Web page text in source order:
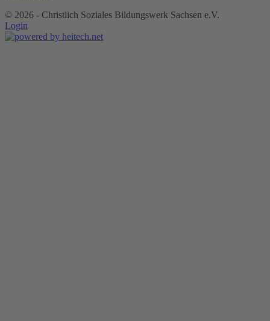
© 2026 - Christlich Soziales Bildungswerk Sachsen e.V.
Login